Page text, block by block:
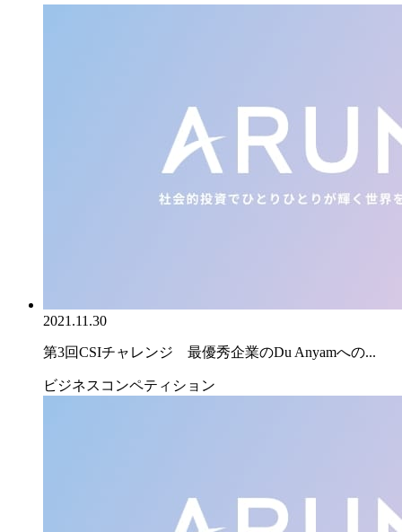
2021.11.30
第3回CSIチャレンジ 最優秀企業のDu Anyamへの...
ビジネスコンペティション